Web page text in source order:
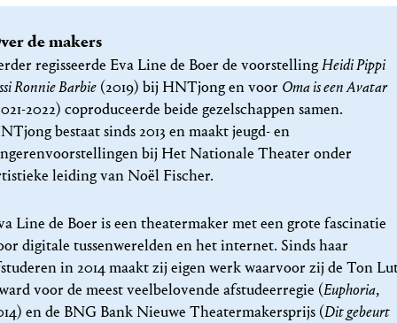
de makers
regisseerde Eva Line de Boer de voorstellingHeidi Pippi
Ronnie Barbie (2019) bij HNTjong en voor Oma is een Avatar
2022) coproduceerde beide gezelschappen samen.
bestaat sinds 2013 en maakt jeugd- en
bij Het Nationale Theater onder
leiding van Noël Fischer.
Line de Boer is een theatermaker met een grote fascinatie
digitale tussenwerelden en het internet. Sinds haar
in 2014 maakt zij eigen werk waarvoor zij de Ton
voor de meest veelbelovende afstudeerregie (Euphoria,
en de BNG Bank Nieuwe Theatermakersprijs (Dit gebeurt